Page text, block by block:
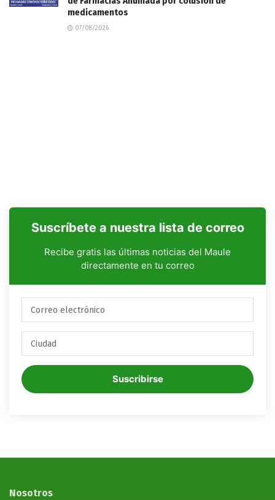
medicamentos
07/08/2026
Suscríbete a nuestra lista de correo
Recibe gratis las últimas noticias del Maule
directamente en tu correo
Suscribirse
Nosotros